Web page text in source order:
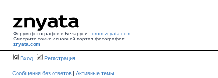
Форум фотографов в Беларуси: forum.znyata.com
Смотрите также основной портал фотографов:
znyata.com
Вход Регистрация
Сообщения без ответов | Активные темы